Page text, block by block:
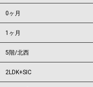
0ヶ月
1ヶ月
5階/北西
2LDK+SIC